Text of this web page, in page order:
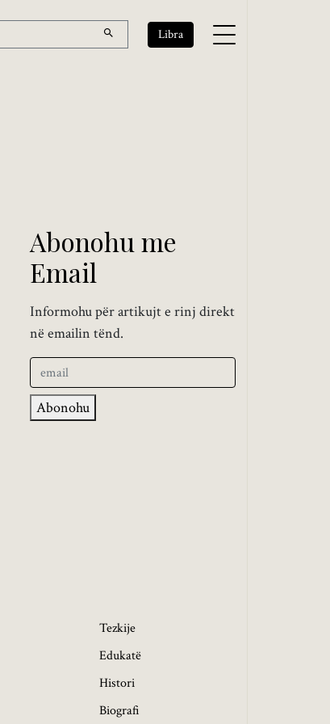
Libra
Abonohu me
Email
Informohu për artikujt e rinj direkt
në emailin tënd.
Abonohu
Tezkije
Edukatë
Histori
Biografi